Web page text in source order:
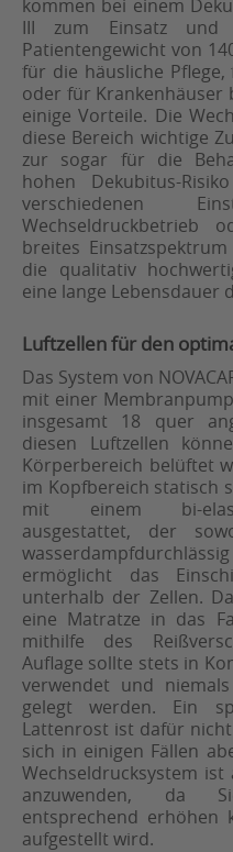
kommen bei einem
III zum Einsatz und
Patientengewicht von
für die häusliche
oder für Krankenhäuser
einige Vorteile. Die
diese Bereich wichtige
zur sogar für die
hohen Dekubitus-
verschiedenen
Wechseldruckbetrieb
breites
die qualitativ
eine lange Lebensdauer
Luftzellen für den
Das System von
mit einer
insgesamt 18 quer
diesen Luftzellen
Körperbereich belüftet
im Kopfbereich statisch
mit einem bi-
ausgestattet, der
ermöglicht das
unterhalb der Zellen.
eine Matratze in das
mithilfe des
Auflage sollte stets in
verwendet und
gelegt werden. Ein
Lattenrost ist dafür
sich in einigen Fällen
Wechseldrucksystem
anzuwenden, da
entsprechend erhöhen
aufgestellt wird.